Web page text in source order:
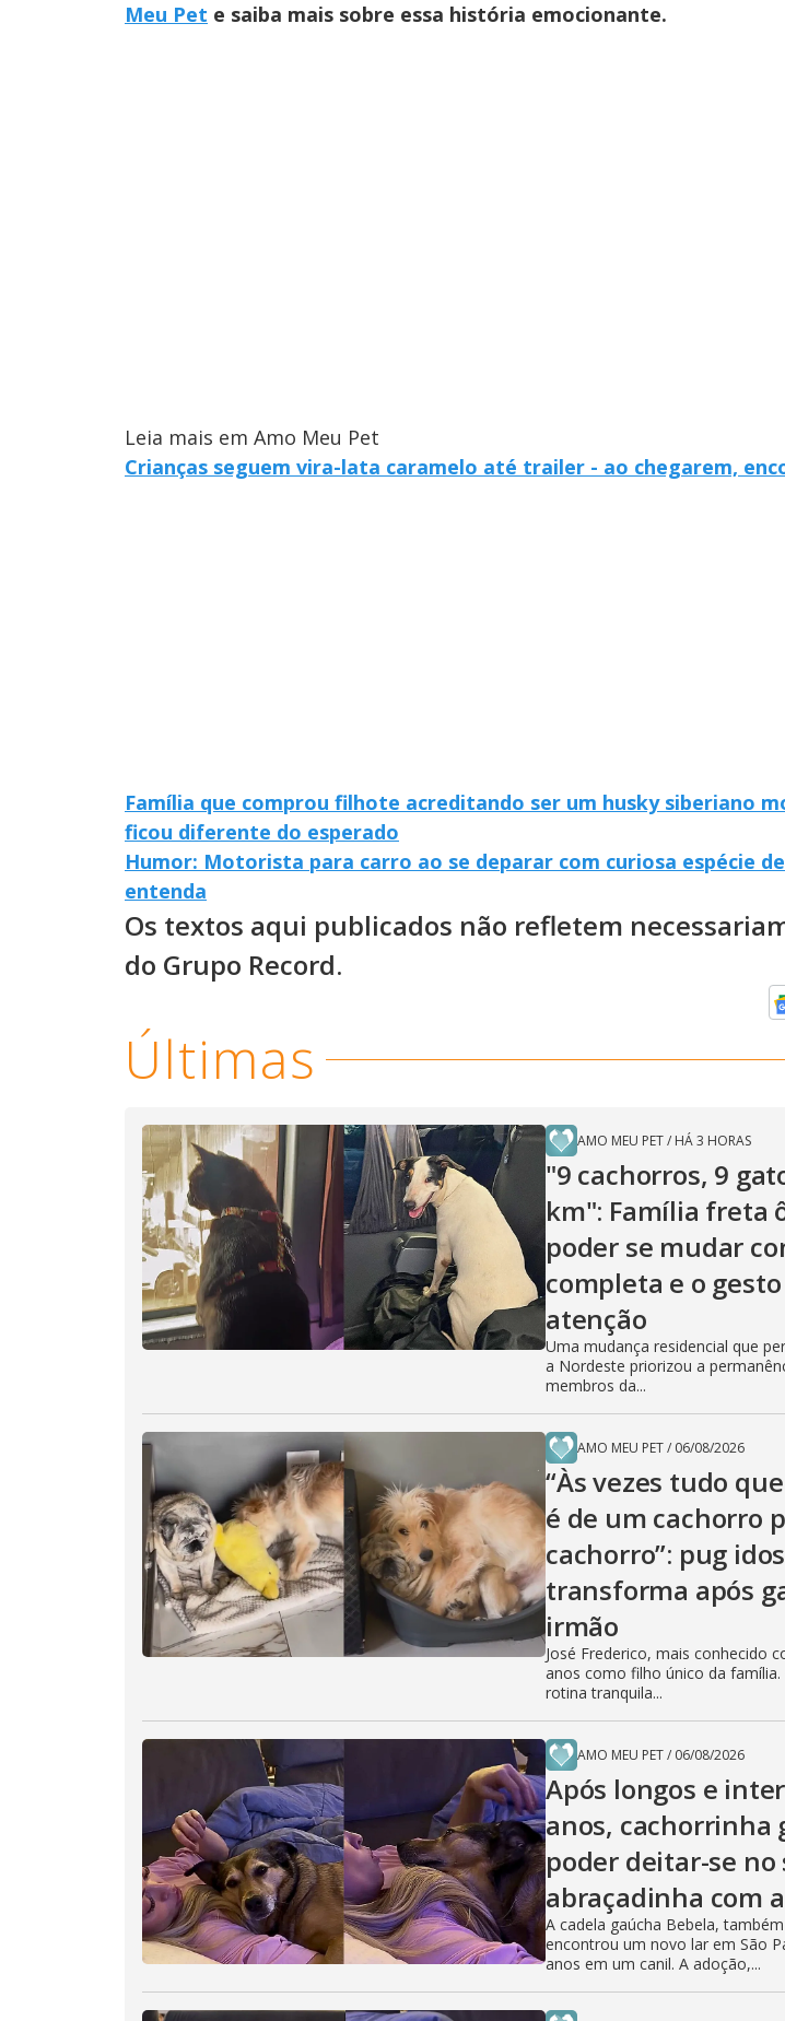
Meu Pet e saiba mais sobre essa história emocionante.
Leia mais em Amo Meu Pet
Crianças seguem vira-lata caramelo até trailer - ao chegarem,
Família que comprou filhote acreditando ser um husky siberiano
ficou diferente do esperado
Humor: Motorista para carro ao se deparar com curiosa espécie
entenda
Os textos aqui publicados não refletem
do Grupo Record.
Últimas
AMO MEU PET/ HÁ 3 HORAS
"9 cachorros, 9
km": Família freta
poder se mudar
completa e o
atenção
Uma mudança residencial que
a Nordeste priorizou a
membros da...
AMO MEU PET/ 06/08/2026
“Às vezes tudo
é de um cachorro
cachorro”: pug
transforma após
irmão
José Frederico, mais conhecido
anos como filho único da
rotina tranquila...
AMO MEU PET/ 06/08/2026
Após longos e
anos, cachorrinha
poder deitar-se no
abraçadinha com
A cadela gaúcha Bebela,
encontrou um novo lar em São
anos em um canil. A adoção,...